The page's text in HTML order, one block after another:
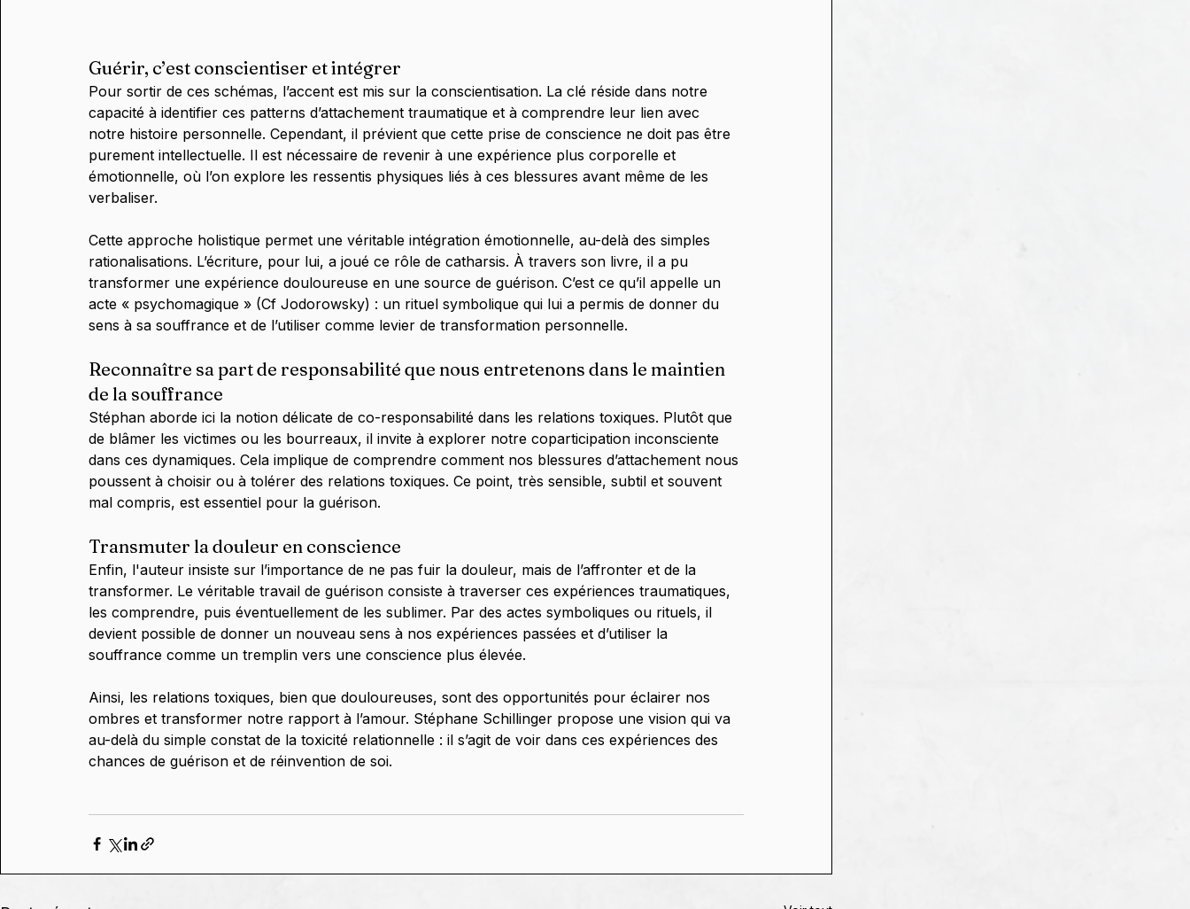
Guérir, c’est conscientiser et intégrer
Pour sortir de ces schémas, l’accent est mis sur la conscientisation. La clé réside dans notre
capacité à identifier ces patterns d’attachement traumatique et à comprendre leur lien avec
notre histoire personnelle. Cependant, il prévient que cette prise de conscience ne doit pas être
purement intellectuelle. Il est nécessaire de revenir à une expérience plus corporelle et
émotionnelle, où l’on explore les ressentis physiques liés à ces blessures avant même de les
verbaliser.
Cette approche holistique permet une véritable intégration émotionnelle, au-delà des simples
rationalisations. L’écriture, pour lui, a joué ce rôle de catharsis. À travers son livre, il a pu
transformer une expérience douloureuse en une source de guérison. C’est ce qu’il appelle un
acte « psychomagique » (Cf Jodorowsky) : un rituel symbolique qui lui a permis de donner du
sens à sa souffrance et de l’utiliser comme levier de transformation personnelle.
Reconnaître sa part de responsabilité que nous entretenons dans le maintien
de la souffrance
Stéphan aborde ici la notion délicate de co-responsabilité dans les relations toxiques. Plutôt que
de blâmer les victimes ou les bourreaux, il invite à explorer notre coparticipation inconsciente
dans ces dynamiques. Cela implique de comprendre comment nos blessures d’attachement nous
poussent à choisir ou à tolérer des relations toxiques. Ce point, très sensible, subtil et souvent
mal compris, est essentiel pour la guérison.
Transmuter la douleur en conscience
Enfin, l'auteur insiste sur l’importance de ne pas fuir la douleur, mais de l’affronter et de la
transformer. Le véritable travail de guérison consiste à traverser ces expériences traumatiques,
les comprendre, puis éventuellement de les sublimer. Par des actes symboliques ou rituels, il
devient possible de donner un nouveau sens à nos expériences passées et d’utiliser la
souffrance comme un tremplin vers une conscience plus élevée.
Ainsi, les relations toxiques, bien que douloureuses, sont des opportunités pour éclairer nos
ombres et transformer notre rapport à l’amour. Stéphane Schillinger propose une vision qui va
au-delà du simple constat de la toxicité relationnelle : il s’agit de voir dans ces expériences des
chances de guérison et de réinvention de soi.